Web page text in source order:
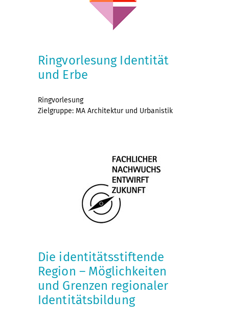
Ringvorlesung Identität
und Erbe
Ringvorlesung
Zielgruppe: MA Architektur und Urbanistik
Die identitätsstiftende
Region – Möglichkeiten
und Grenzen regionaler
Identitätsbildung